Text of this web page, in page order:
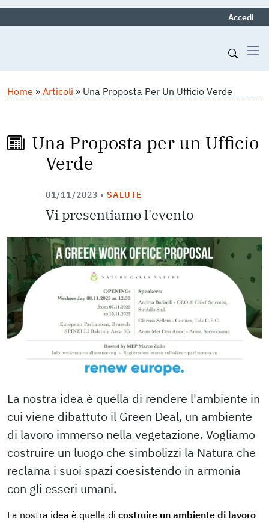
Accedi
Navigazione
Briciole di pane
Home Articoli Una Proposta Per Un Ufficio Verde
Una Proposta per un Ufficio
Verde
01/11/2023 • SALUTE
Vi presentiamo l'evento
Image
La nostra idea è quella di rendere l'ambiente in
cui viene dibattuto il Green Deal, un ambiente
di lavoro immerso nella vegetazione. Vogliamo
costruire un luogo che simbolizzi la Natura che
reclama i suoi spazi coesistendo in armonia
con gli esseri umani.
La nostra idea è quella di costruire un ambiente di lavoro